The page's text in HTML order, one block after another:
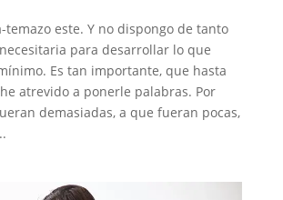
temazo este. Y no dispongo de tanto
para desarrollar lo que
Es tan importante, que hasta
atrevido a ponerle palabras. Por
demasiadas, a que fueran pocas,